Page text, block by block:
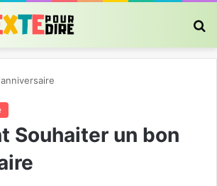
Souhaiter un bon